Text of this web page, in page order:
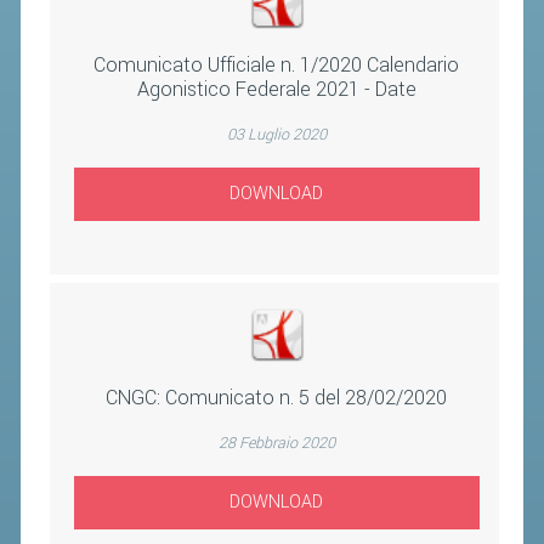
Comunicato Ufficiale n. 1/2020 Calendario
Agonistico Federale 2021 - Date
03 Luglio 2020
DOWNLOAD
CNGC: Comunicato n. 5 del 28/02/2020
28 Febbraio 2020
DOWNLOAD
SCHEDE ATLETI
PROMOZIONE
NUOVI GIOCHI DELLA GIOVENTÙ
ENTI DI PROMOZIONE SPORTIVA
FORMAZIONE